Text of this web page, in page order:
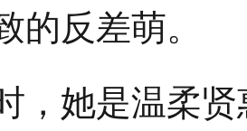
反差萌。
，她是温柔